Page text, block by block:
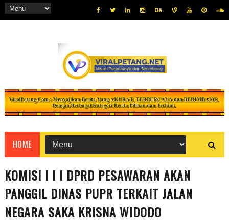
HOME
KOMISI I I I DPRD PESAWARAN AKAN
PANGGIL DINAS PUPR TERKAIT JALAN
NEGARA SAKA KRISNA WIDODO